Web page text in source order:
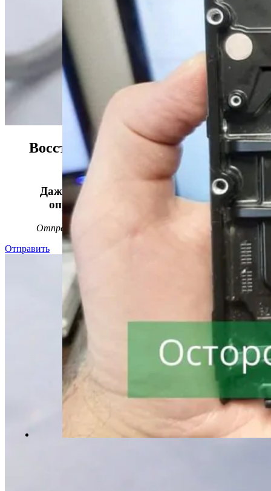
Восстанавливаем данные в 98%
случаев!
Даже, если носитель информации не
определяется, стучит или пищит.
Отправьте заявку на
диагностику
Отправить